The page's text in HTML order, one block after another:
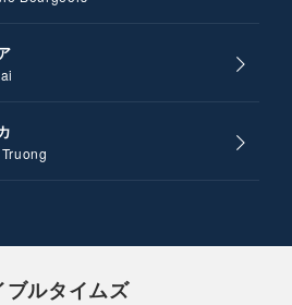
ブルタイムズ